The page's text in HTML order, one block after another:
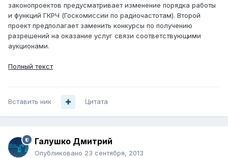
законопроектов предусматривает изменение порядка работы
и функций ГКРЧ (Госкомиссии по радиочастотам). Второй
проект предполагает заменить конкурсы по получению
разрешений на оказание услуг связи соответствующими
аукционами.
Полный текст
Вставить ник Цитата
Галушко Дмитрий
Опубликовано 23 сентября, 2013